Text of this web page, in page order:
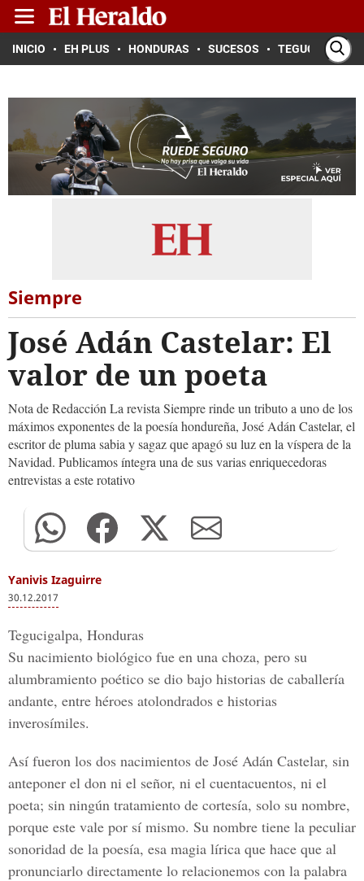
INICIO EH PLUS HONDURAS SUCESOS TEGUCIGALPA
Siempre
José Adán Castelar: El
valor de un poeta
Nota de Redacción La revista Siempre rinde un tributo a uno de los
máximos exponentes de la poesía hondureña, José Adán Castelar, el
escritor de pluma sabia y sagaz que apagó su luz en la víspera de la
Navidad. Publicamos íntegra una de sus varias enriquecedoras
entrevistas a este rotativo
Yanivis Izaguirre
30.12.2017
Tegucigalpa, Honduras
Su nacimiento biológico fue en una choza, pero su
alumbramiento poético se dio bajo historias de caballería
andante, entre héroes atolondrados e historias
inverosímiles.
Así fueron los dos nacimientos de José Adán Castelar, sin
anteponer el don ni el señor, ni el cuentacuentos, ni el
poeta; sin ningún tratamiento de cortesía, solo su nombre,
porque este vale por sí mismo. Su nombre tiene la peculiar
sonoridad de la poesía, esa magia lírica que hace que al
pronunciarlo directamente lo relacionemos con la palabra